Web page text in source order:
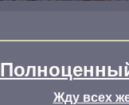
Жду всех